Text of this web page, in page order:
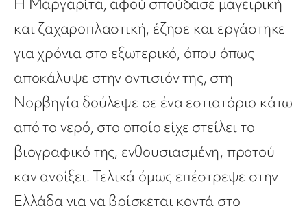
και ζαχαροπλαστική, έζησε και εργάστηκε
για χρόνια στο εξωτερικό, όπου όπως
αποκάλυψε στην οντισιόν της, στη
Νορβηγία δούλεψε σε ένα εστιατόριο κάτω
από το νερό, στο οποίο είχε στείλει το
βιογραφικό της, ενθουσιασμένη, προτού
καν ανοίξει. Τελικά όμως επέστρεψε στην
Ελλάδα για να βρίσκεται κοντά στο